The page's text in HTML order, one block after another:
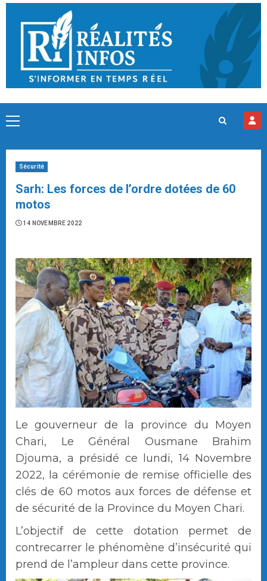
Skip
content
Primary
Sécurité
Sarh: Les forces de l’ordre dotées de 60
motos
14 NOVEMBRE 2022
Le gouverneur de la province du Moyen
Chari, Le Général Ousmane Brahim
Djouma, a présidé ce lundi, 14 Novembre
2022, la cérémonie de remise officielle des
clés de 60 motos aux forces de défense et
de sécurité de la Province du Moyen Chari.
L’objectif de cette dotation permet de
contrecarrer le phénomène d’insécurité qui
prend de l’ampleur dans cette province.